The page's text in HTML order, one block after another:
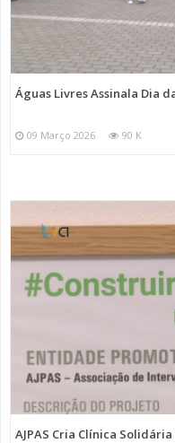
Águas Livres Assinala Dia
09 Março 2026 90 K
AJPAS Cria Clínica